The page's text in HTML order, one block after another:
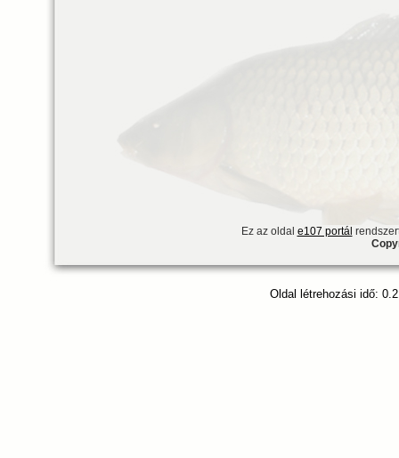
Ez az oldal e107 portál
Oldal létrehozási idő: